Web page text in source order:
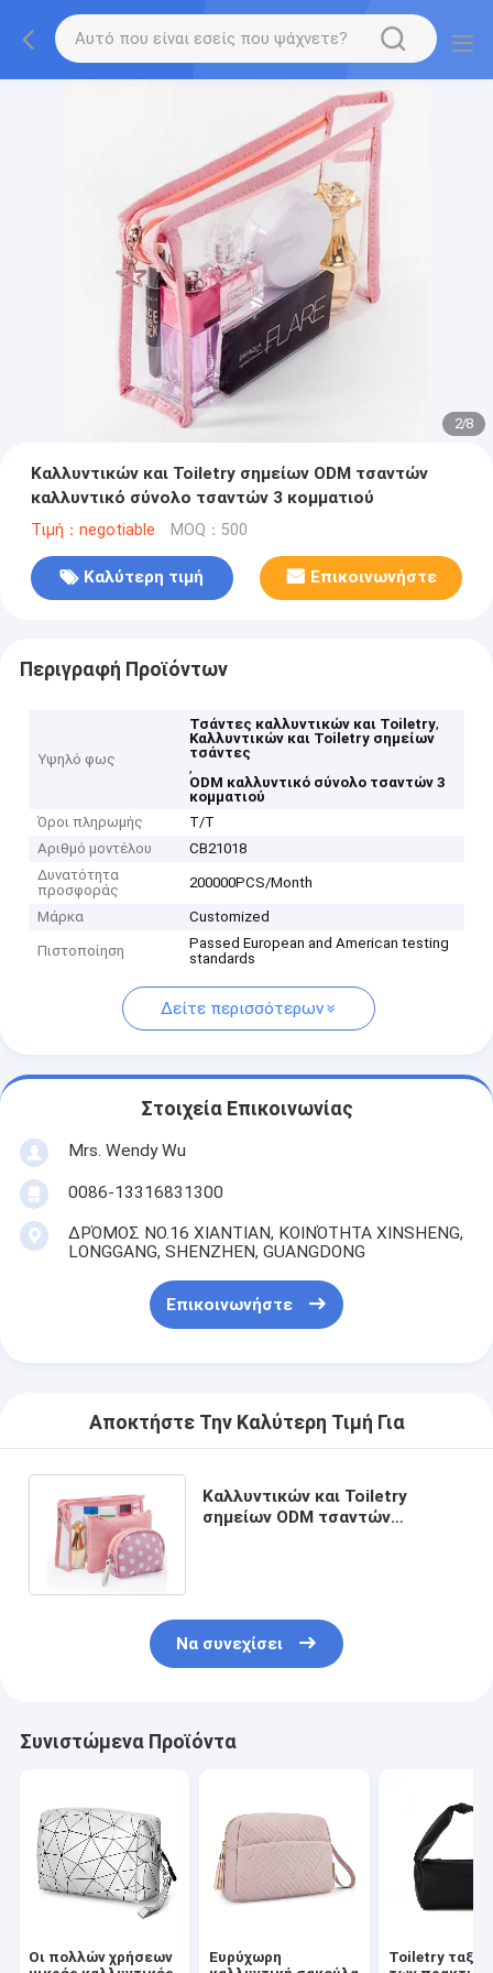
2/8
Καλλυντικών και Toiletry σημείων ODM τσαντών
καλλυντικό σύνολο τσαντών 3 κομματιού
Τιμή：negotiable MOQ：500
Καλύτερη τιμή Επικοινωνήστε
Περιγραφή Προϊόντων
Υψηλό φως
Τσάντες καλλυντικών και Toiletry,
Καλλυντικών και Toiletry σημείων
τσάντες
,
ODM καλλυντικό σύνολο τσαντών 3
κομματιού
Όροι πληρωμής
T/T
Αριθμό μοντέλου
CB21018
Δυνατότητα
προσφοράς
200000PCS/Month
Μάρκα Customized
Πιστοποίηση
Passed European and American testing
standards
Δείτε περισσότερων
Στοιχεία Επικοινωνίας
Mrs. Wendy Wu
0086-13316831300
ΔΡΌΜΟΣ NO.16 XIANTIAN, ΚΟΙΝΌΤΗΤΑ XINSHENG,
LONGGANG, SHENZHEN, GUANGDONG
Επικοινωνήστε
Αποκτήστε Την Καλύτερη Τιμή Για
Καλλυντικών και Toiletry
σημείων ODM τσαντών
Να συνεχίσει
Συνιστώμενα Προϊόντα
Οι πολλών χρήσεων
Ευρύχωρη
Toiletry